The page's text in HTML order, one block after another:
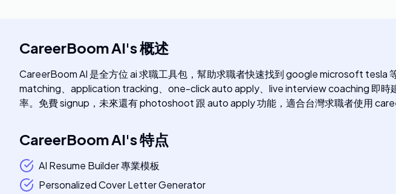
CareerBoom AI's概述
CareerBoom AI 是全方位 ai 求職工具包，幫助求職者快速找到 google microsoft tesla
matching、application tracking、one-click auto apply、live interview coaching 即
率。免費 signup，未來還有 photoshoot 跟 auto apply 功能，適合台灣求職者使用
CareerBoom AI's特点
AI Resume Builder 專業模板
Personalized Cover Letter Generator